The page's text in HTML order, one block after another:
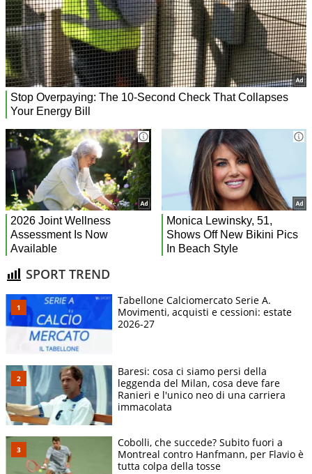
SPORT TREND
Tabellone Calciomercato Serie A.
Movimenti, acquisti e cessioni: estate
2026-27
Baresi: cosa ci siamo persi della
leggenda del Milan, cosa deve fare
Ranieri e l'unico neo di una carriera
immacolata
Cobolli, che succede? Subito fuori a
Montreal contro Hanfmann, per Flavio è
tutta colpa della tosse